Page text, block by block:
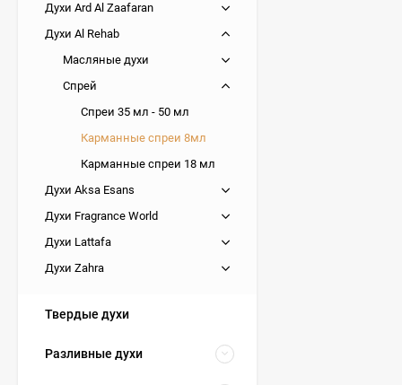
Духи Ard Al Zaafaran
Духи Al Rehab
Масляные духи
Спрей
Спреи 35 мл - 50 мл
Карманные спреи 8мл
Карманные спреи 18 мл
Духи Aksa Esans
Духи Fragrance World
Духи Lattafa
Духи Zahra
Твердые духи
Разливные духи